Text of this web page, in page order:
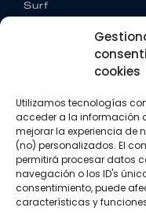
cookies
Utilizamos tecnologías
acceder a la información
mejorar la experiencia de
(no) personalizados. El
permitirá procesar datos
navegación o los ID's
consentimiento, puede
características y
Surf
CONTACTO
+34 662 342
SÍGUENOS